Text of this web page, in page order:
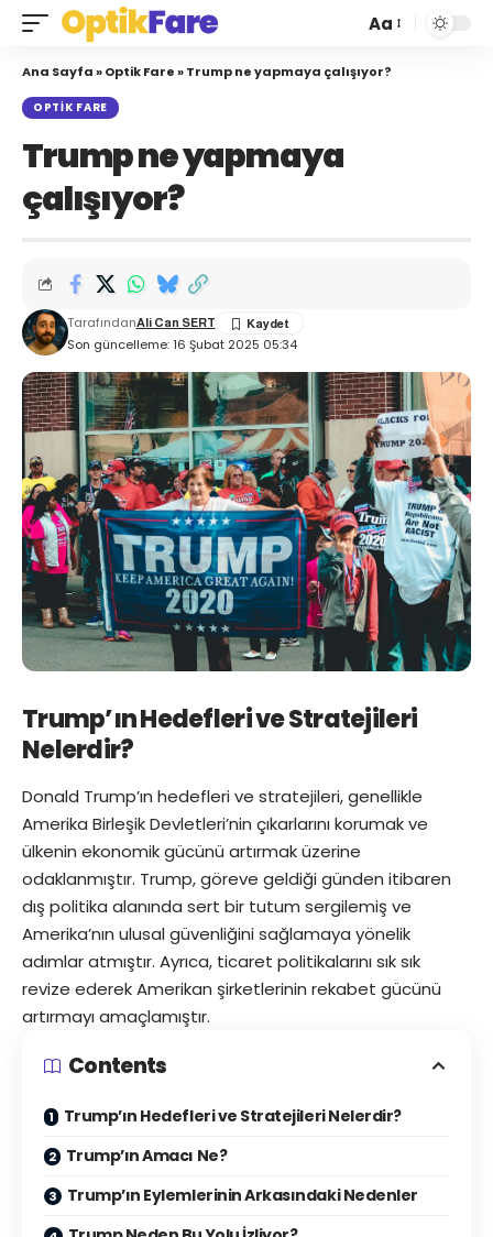
Aa
Ana Sayfa»Optik Fare»Trump ne yapmaya çalışıyor?
OPTIK FARE
Trump ne yapmaya
çalışıyor?
Son güncelleme: 16 Şubat 2025 05:34
TarafındanAli Can SERT
Trump’ın Hedefleri ve Stratejileri
Nelerdir?
Donald Trump’ın hedefleri ve stratejileri, genellikle
Amerika Birleşik Devletleri’nin çıkarlarını korumak ve
ülkenin ekonomik gücünü artırmak üzerine
odaklanmıştır. Trump, göreve geldiği günden itibaren
dış politika alanında sert bir tutum sergilemiş ve
Amerika’nın ulusal güvenliğini sağlamaya yönelik
adımlar atmıştır. Ayrıca, ticaret politikalarını sık sık
revize ederek Amerikan şirketlerinin rekabet gücünü
artırmayı amaçlamıştır.
Contents
Trump’ın Hedefleri ve Stratejileri Nelerdir?
Trump’ın Amacı Ne?
Trump’ın Eylemlerinin Arkasındaki Nedenler